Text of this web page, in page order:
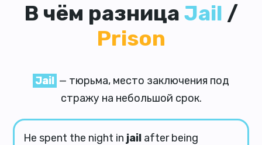
В чём разница Jail /
Prison
Jail — тюрьма, место заключения под
стражу на небольшой срок.
He spent the night in jail after being